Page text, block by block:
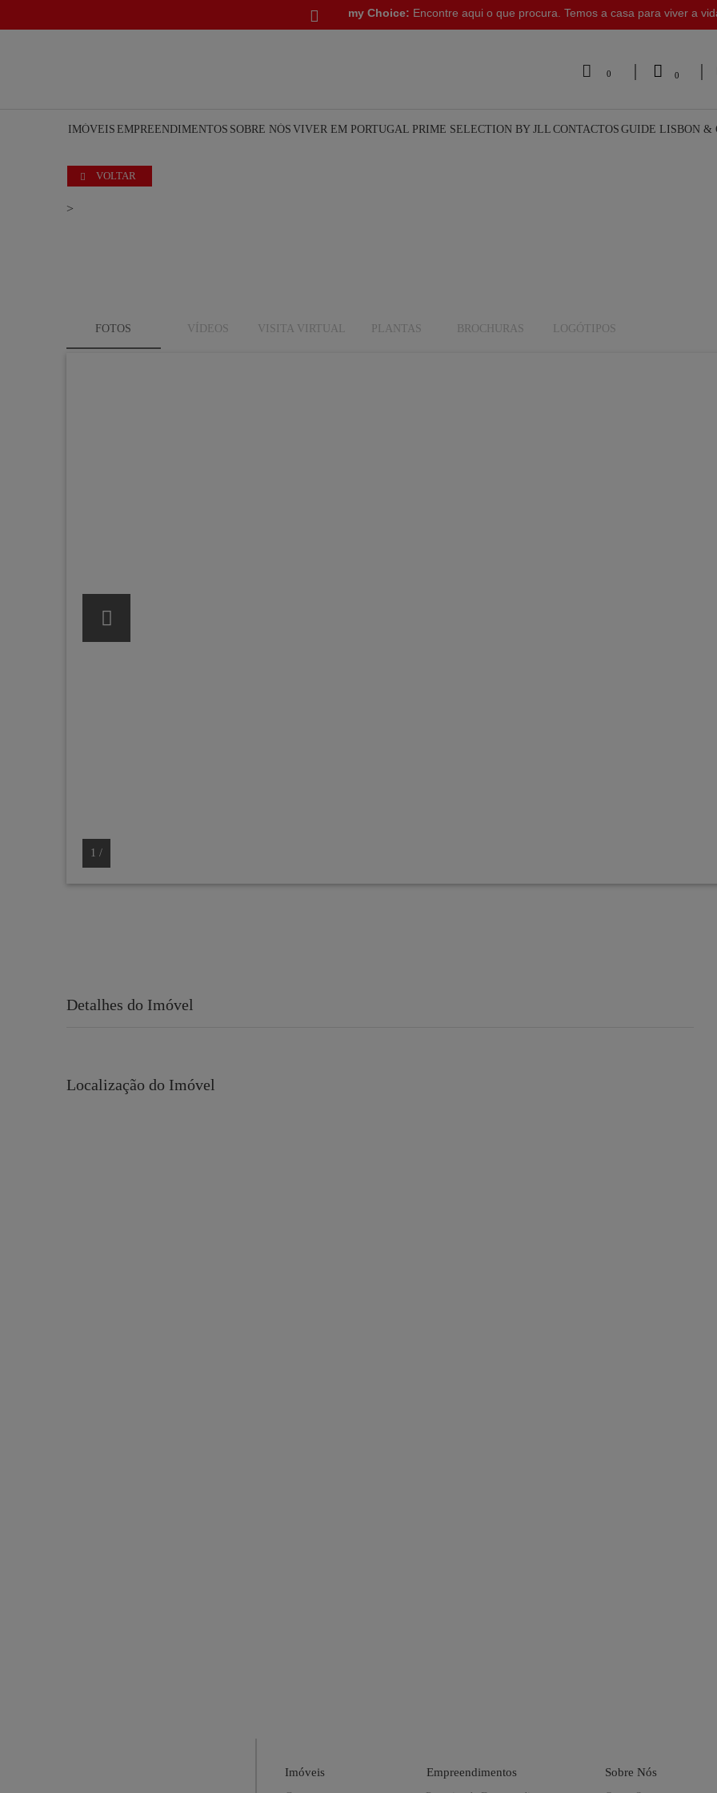
IMÓVEIS EMPREENDIMENTOS SOBRE NÓS VIVER EM PORTUGAL PRIME SELECTION BY JLL CONTACTOS GUIDE LISBON &
 0  0
my Choice: Encontre aqui o que procura. Temos a casa para viver a

>
FOTOS VÍDEOS VISITA VIRTUAL PLANTAS BROCHURAS LOGÓTIPOS
1 /
Detalhes do Imóvel
Localização do Imóvel
 VOLTAR
Imóveis Empreendimentos Sobre Nós